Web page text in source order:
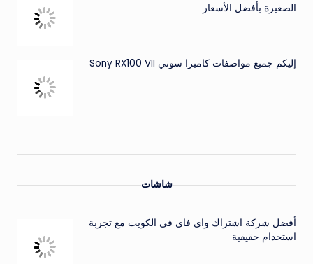
الصغيرة بأفضل الأسعار
إليكم جميع مواصفات كاميرا سوني Sony RX100 VII
شاشات
أفضل شركة اشتراك واي فاي في الكويت مع تجربة
استخدام حقيقية